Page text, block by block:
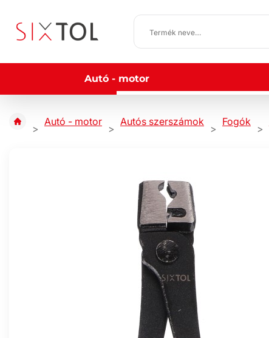
Autó - motor
Autó - motor Autós szerszámok Fogók